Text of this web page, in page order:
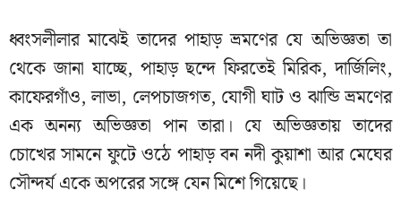
ধ্বংসলীলার মাঝেই তাদের পাহাড় ভ্রমণের যে অভিজ্ঞতা তা
থেকে জানা যাচ্ছে, পাহাড় ছন্দে ফিরতেই মিরিক, দার্জিলিং,
কাফেরগাঁও, লাভা, লেপচাজগত, যোগী ঘাট ও ঝান্ডি ভ্রমণের
এক অনন্য অভিজ্ঞতা পান তারা। যে অভিজ্ঞতায় তাদের
চোখের সামনে ফুটে ওঠে পাহাড় বন নদী কুয়াশা আর মেঘের
সৌন্দর্য একে অপরের সঙ্গে যেন মিশে গিয়েছে।